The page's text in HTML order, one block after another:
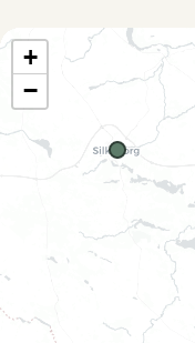
+
−